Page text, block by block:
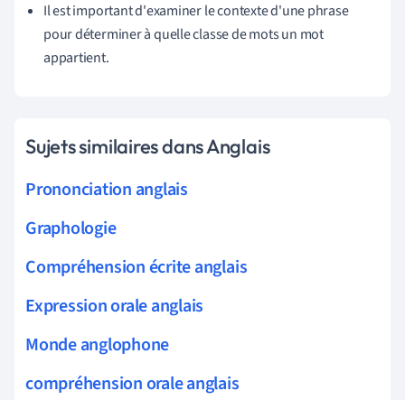
Il est important d'examiner le contexte d'une phrase
pour déterminer à quelle classe de mots un mot
appartient.
Sujets similaires dans Anglais
Prononciation anglais
Graphologie
Compréhension écrite anglais
Expression orale anglais
Monde anglophone
compréhension orale anglais